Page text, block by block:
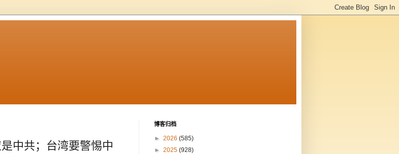
中共；台湾要警惕中
博客归档
► 2026 (585)
► 2025 (928)